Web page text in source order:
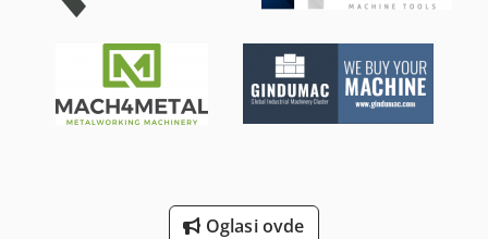
Oglasi ovde